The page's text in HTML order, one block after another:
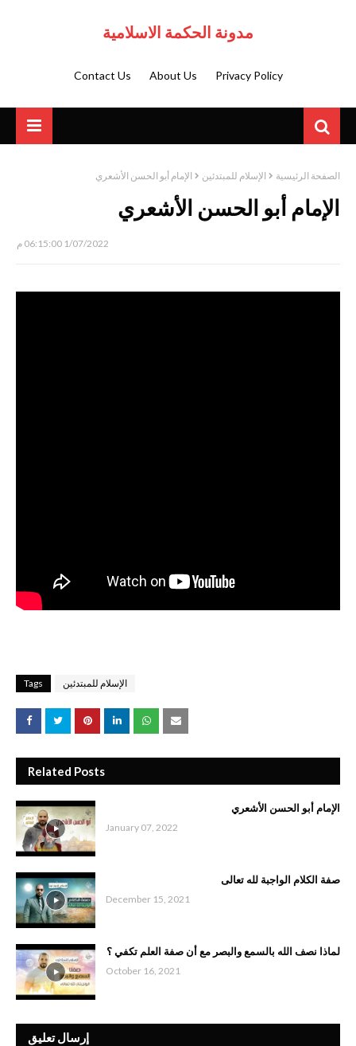
مدونة الحكمة الاسلامية
Privacy Policy
About Us
Contact Us
الصفحة الرئيسية الإسلام للمبتدئين الإمام أبو الحسن الأشعري
الإمام أبو الحسن الأشعري
1/07/2022 06:15:00 م
Tags الإسلام للمبتدئين
Related Posts
الإمام أبو الحسن الأشعري
January 07, 2022
صفة الكلام الواجبة لله تعالى
December 15, 2021
لماذا نصف الله بالسمع والبصر مع أن صفة العلم تكفي ؟
October 16, 2021
إرسال تعليق